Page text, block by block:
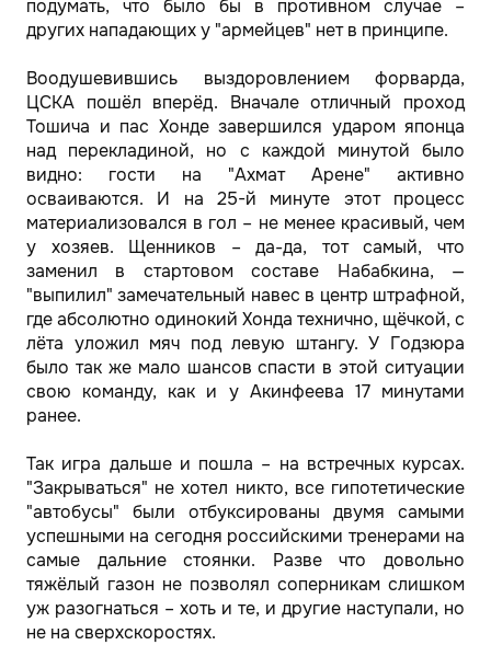
подумать, что было бы в противном случае –
других нападающих у "армейцев" нет в принципе.
Воодушевившись выздоровлением форварда,
ЦСКА пошёл вперёд. Вначале отличный проход
Тошича и пас Хонде завершился ударом японца
над перекладиной, но с каждой минутой было
видно: гости на "Ахмат Арене" активно
осваиваются. И на 25-й минуте этот процесс
материализовался в гол – не менее красивый, чем
у хозяев. Щенников – да-да, тот самый, что
заменил в стартовом составе Набабкина, —
"выпилил" замечательный навес в центр штрафной,
где абсолютно одинокий Хонда технично, щёчкой, с
лёта уложил мяч под левую штангу. У Годзюра
было так же мало шансов спасти в этой ситуации
свою команду, как и у Акинфеева 17 минутами
ранее.
Так игра дальше и пошла – на встречных курсах.
"Закрываться" не хотел никто, все гипотетические
"автобусы" были отбуксированы двумя самыми
успешными на сегодня российскими тренерами на
самые дальние стоянки. Разве что довольно
тяжёлый газон не позволял соперникам слишком
уж разогнаться – хоть и те, и другие наступали, но
не на сверхскоростях.